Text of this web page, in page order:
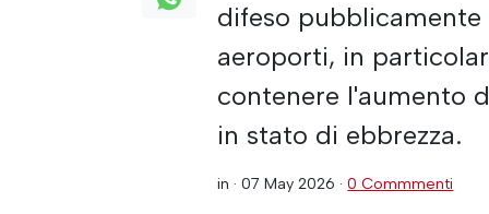
difeso
aeroporti, in
contenere l'aumento
in stato di ebbrezza.
in ·07 May 2026 ·0 Commmenti